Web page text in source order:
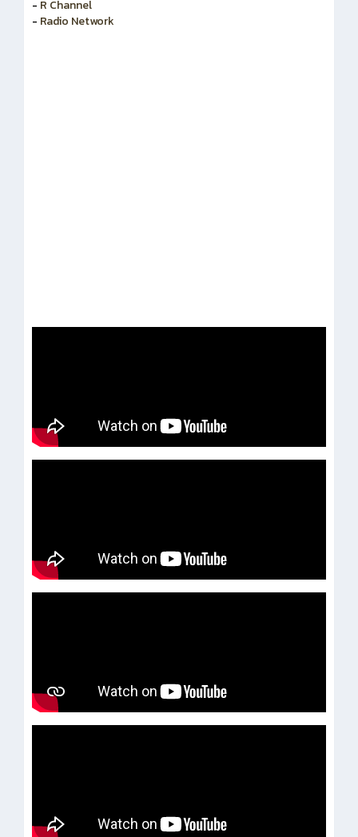
- R Channel
- Radio Network